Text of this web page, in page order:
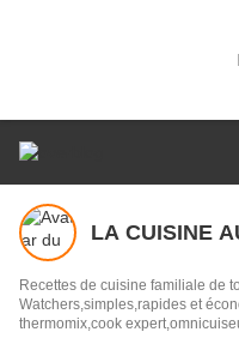
LA CUISINE
Recettes de cuisine familiale de
Watchers,simples,rapides et
thermomix,cook